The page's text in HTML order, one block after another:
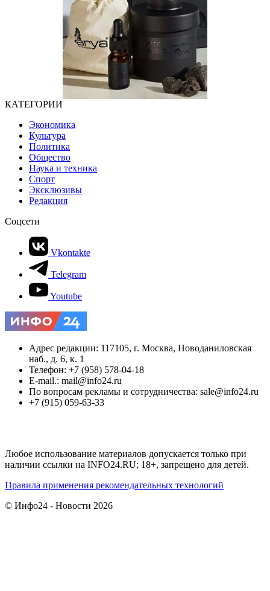
КАТЕГОРИИ
Экономика
Культура
Политика
Общество
Наука и техника
Спорт
Эксклюзивы
Редакция
Соцсети
Vkontakte
Telegram
Youtube
Адрес редакции: 117105, г. Москва, Новоданиловская
наб., д. 6, к. 1
Телефон: +7 (958) 578-04-18
E-mail.: mail@info24.ru
По вопросам рекламы и сотрудничества: sale@info24.ru
+7 (915) 059-63-33
Любое использование материалов допускается только при
наличии ссылки на INFO24.RU; 18+, запрещено для детей.
Правила применения рекомендательных технологий
© Инфо24 - Новости 2026